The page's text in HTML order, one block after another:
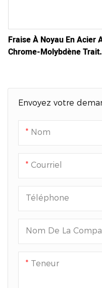
Envoyez votre
Nom
Courriel
Téléphone
Nom De La
Teneur
Fraise À Noyau En Acier
Chrome-Molybdène
De Profondeur